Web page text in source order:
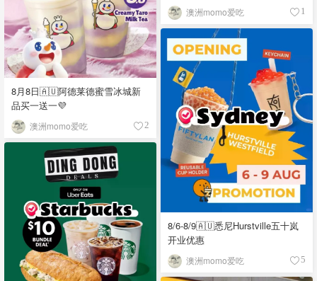
澳洲momo爱吃 1
8月8日🇦🇺阿德莱德蜜雪冰城新
品买一送一💜
澳洲momo爱吃 2
8/6-8/9🇦🇺悉尼Hurstville五十岚
开业优惠
澳洲momo爱吃 5